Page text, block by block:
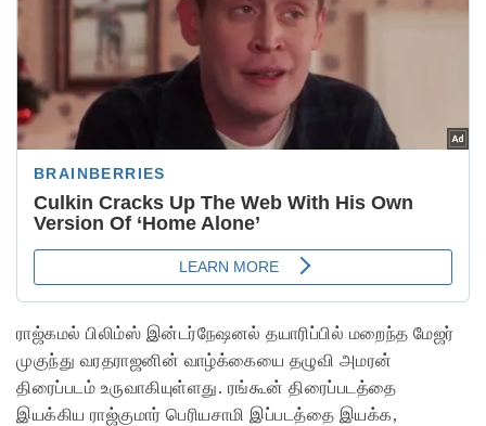
ராஜ்கமல் பிலிம்ஸ் இன்டர்நேஷனல் தயாரிப்பில் மறைந்த மேஜர்
முகுந்து வரதராஜனின் வாழ்க்கையை தழுவி அமரன்
திரைப்படம் உருவாகியுள்ளது. ரங்கூன் திரைப்படத்தை
இயக்கிய ராஜ்குமார் பெரியசாமி இப்படத்தை இயக்க,